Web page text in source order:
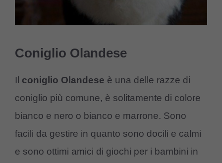
Coniglio Olandese
Il coniglio Olandese è una delle razze di
coniglio più comune, è solitamente di colore
bianco e nero o bianco e marrone. Sono
facili da gestire in quanto sono docili e calmi
e sono ottimi amici di giochi per i bambini in